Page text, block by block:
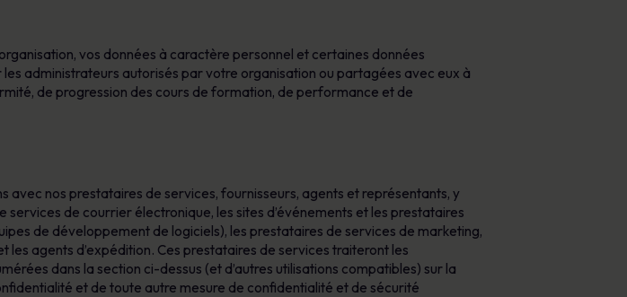
vos données à caractère personnel et certaines données
administrateurs autorisés par votre organisation ou partagées avec eux à
de progression des cours de formation, de performance et de
nos prestataires de services, fournisseurs, agents et représentants, y
services de courrier électronique, les sites d’événements et les prestataires
de développement de logiciels), les prestataires de services de marketing,
agents d’expédition. Ces prestataires de services traiteront les
dans la section ci-dessus (et d’autres utilisations compatibles) sur la
et de toute autre mesure de confidentialité et de sécurité